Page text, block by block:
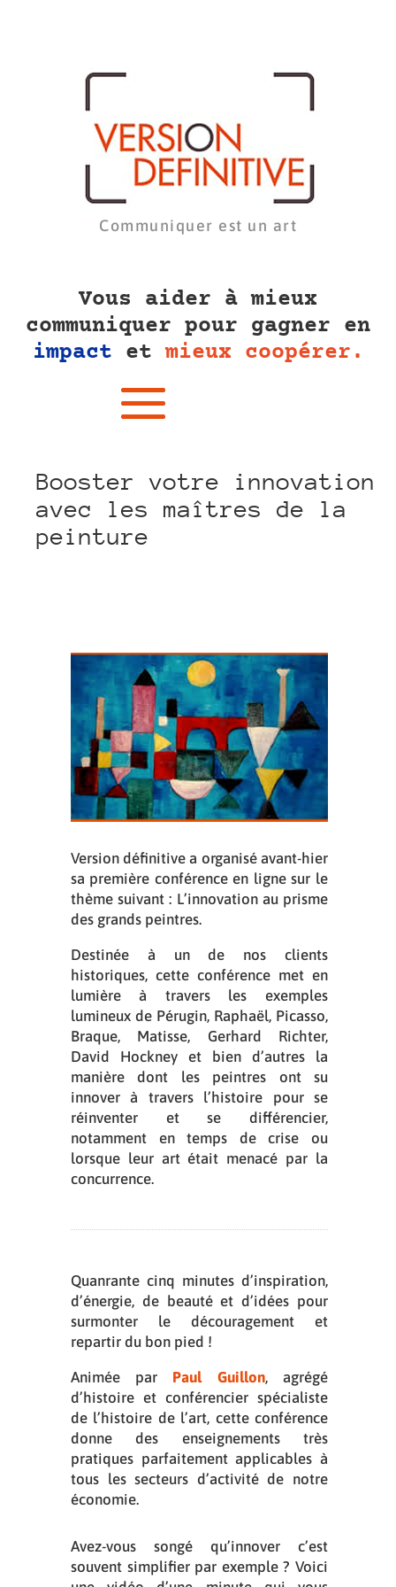
Communiquer est un art
Vous aider à mieux
communiquer pour gagner en
impact etmieux coopérer.
Booster votre innovation
avec les maîtres de la
peinture
Version définitive a organisé avant-hier
sa première conférence en ligne sur le
thème suivant : L’innovation au prisme
des grands peintres.
Destinée à un de nos clients
historiques, cette conférence met en
lumière à travers les exemples
lumineux de Pérugin, Raphaël, Picasso,
Braque, Matisse, Gerhard Richter,
David Hockney et bien d’autres la
manière dont les peintres ont su
innover à travers l’histoire pour se
réinventer et se différencier,
notamment en temps de crise ou
lorsque leur art était menacé par la
concurrence.
Quanrante cinq minutes d’inspiration,
d’énergie, de beauté et d’idées pour
surmonter le découragement et
repartir du bon pied !
Animée par Paul Guillon, agrégé
d’histoire et conférencier spécialiste
de l’histoire de l’art, cette conférence
donne des enseignements très
pratiques parfaitement applicables à
tous les secteurs d’activité de notre
économie.
Avez-vous songé qu’innover c’est
souvent simplifier par exemple ? Voici